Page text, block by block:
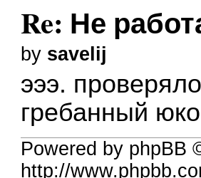
Re: Не
by savelij
эээ.
гребанный
Powered by phpBB
http://